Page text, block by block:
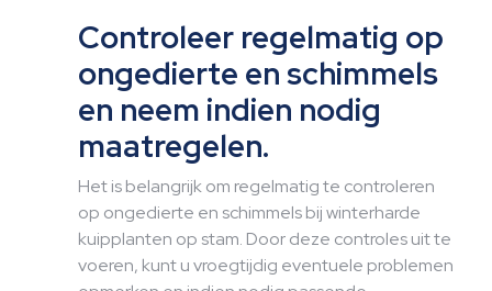
Controleer regelmatig op
ongedierte en schimmels
en neem indien nodig
maatregelen.
Het is belangrijk om regelmatig te controleren
op ongedierte en schimmels bij winterharde
kuipplanten op stam. Door deze controles uit te
voeren, kunt u vroegtijdig eventuele problemen